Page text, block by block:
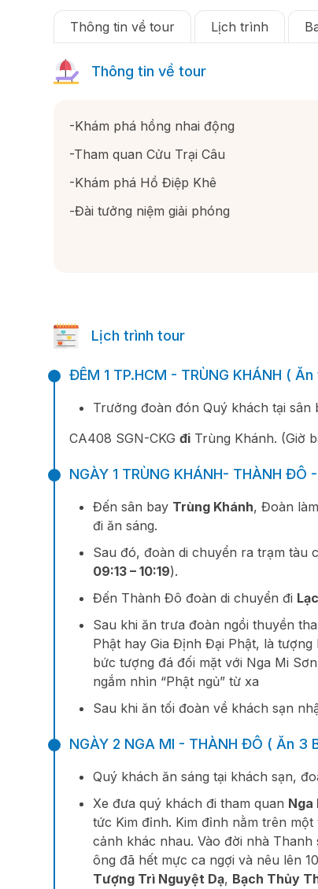
Thông tin về tour Lịch trình
Thông tin về tour
-Khám phá hồng nhai động
-Tham quan Cửu Trại Câu
-Khám phá Hồ Điệp Khê
-Đài tưởng niệm giải phóng
Lịch trình tour
ĐÊM 1 TP.HCM - TRÙNG KHÁNH (
Trưởng đoàn đón Quý khách tại sân
CA408 SGN-CKG đi Trùng Khánh. (Giờ
NGÀY 1 TRÙNG KHÁNH- THÀNH
Đến sân bay Trùng Khánh, Đoàn
đi ăn sáng.
Sau đó, đoàn di chuyển ra trạm tàu
09:13 – 10:19).
Đến Thành Đô đoàn di chuyển đi
Sau khi ăn trưa đoàn ngồi thuyền
Phật hay Gia Định Đại Phật, là tượng
bức tượng đá đối mặt với Nga Mi
ngắm nhìn “Phật ngủ” từ xa
Sau khi ăn tối đoàn về khách sạn
NGÀY 2 NGA MI - THÀNH ĐÔ ( Ăn 3
Quý khách ăn sáng tại khách sạn,
Xe đưa quý khách đi tham quan Nga
tức Kim đỉnh. Kim đỉnh nằm trên
cảnh khác nhau. Vào đời nhà
ông đã hết mực ca ngợi và nêu lên
Tượng Trì Nguyệt Dạ, Bạch Thủy